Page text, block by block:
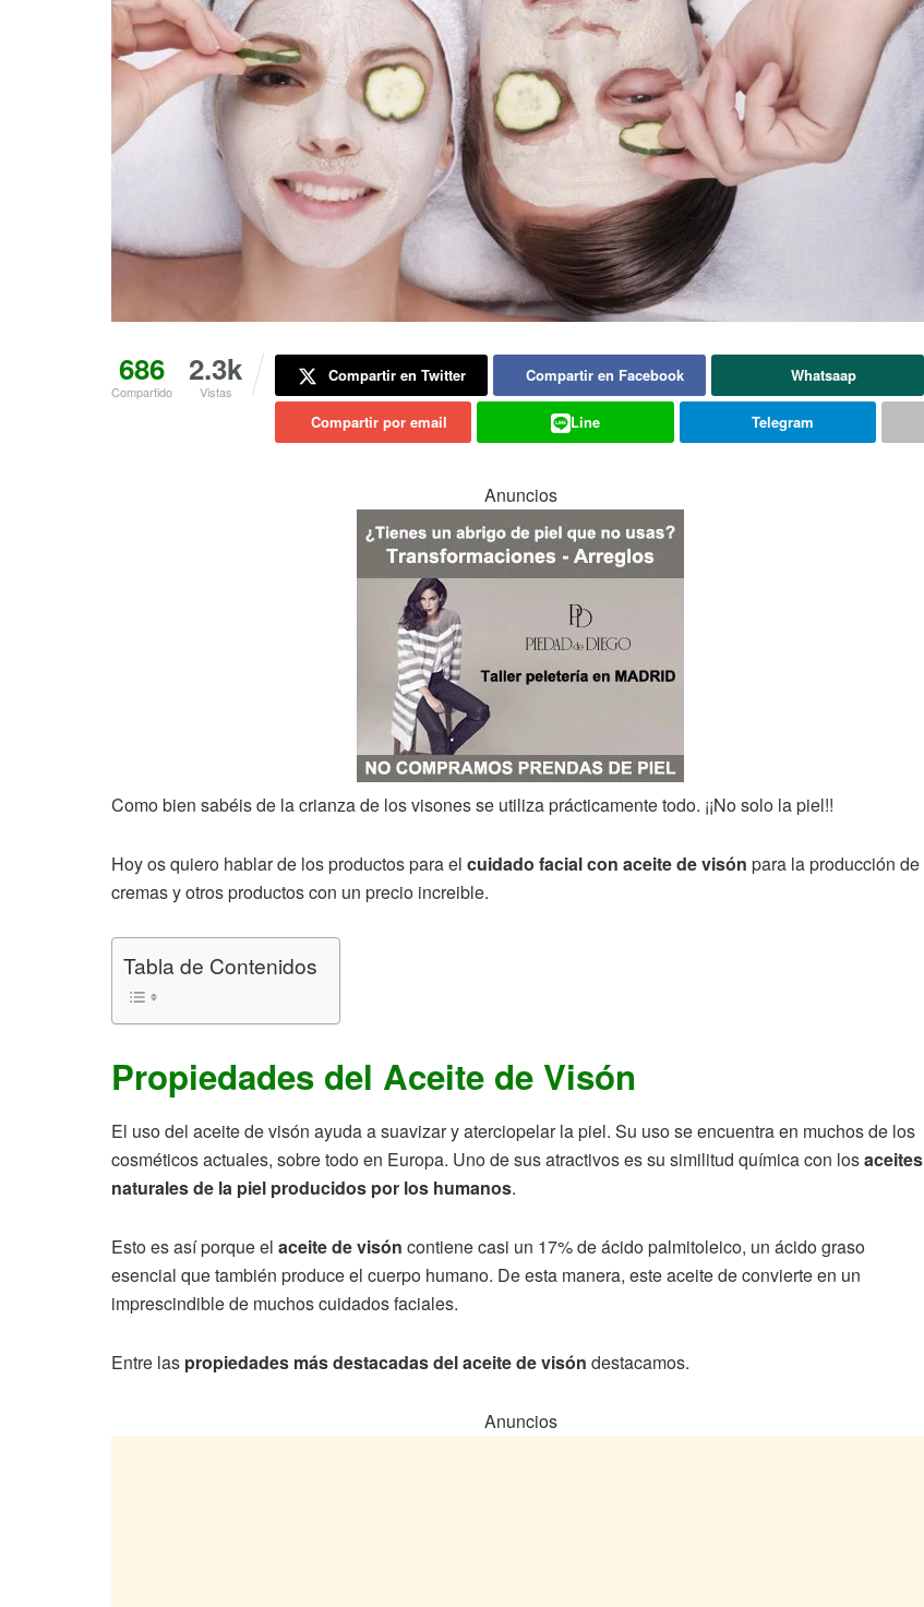
686
Compartido
2.3k
Vistas
Compartir en Twitter Compartir en Facebook Whatsaap
Compartir por email Line Telegram
Anuncios
Como bien sabéis de la crianza de los visones se utiliza prácticamente todo. ¡¡No solo la piel!!
Hoy os quiero hablar de los productos para el cuidado facial con aceite de visón para la producción de
cremas y otros productos con un precio increible.
Tabla de Contenidos
Propiedades del Aceite de Visón
El uso del aceite de visón ayuda a suavizar y aterciopelar la piel. Su uso se encuentra en muchos de los
cosméticos actuales, sobre todo en Europa. Uno de sus atractivos es su similitud química con losaceites
naturales de la piel producidos por los humanos.
Esto es así porque el aceite de visón contiene casi un 17% de ácido palmitoleico, un ácido graso
esencial que también produce el cuerpo humano. De esta manera, este aceite de convierte en un
imprescindible de muchos cuidados faciales.
Entre las propiedades más destacadas del aceite de visón destacamos.
Anuncios